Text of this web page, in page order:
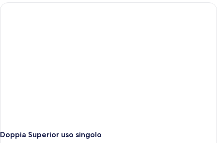
Doppia Superior uso singolo